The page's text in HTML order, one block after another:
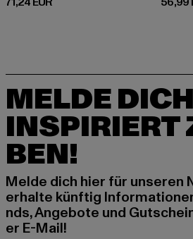
MELDE
INSPIRIERT
BEN!
Melde dich hier für unseren
erhalte künftig
nds, Angebote und
er E-Mail!